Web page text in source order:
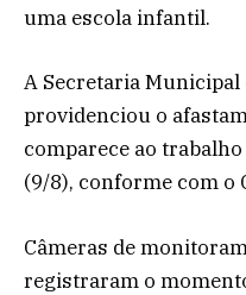
uma escola infantil.
A Secretaria Municipal
providenciou o
comparece ao
(9/8), conforme com o
Câmeras de
registraram o